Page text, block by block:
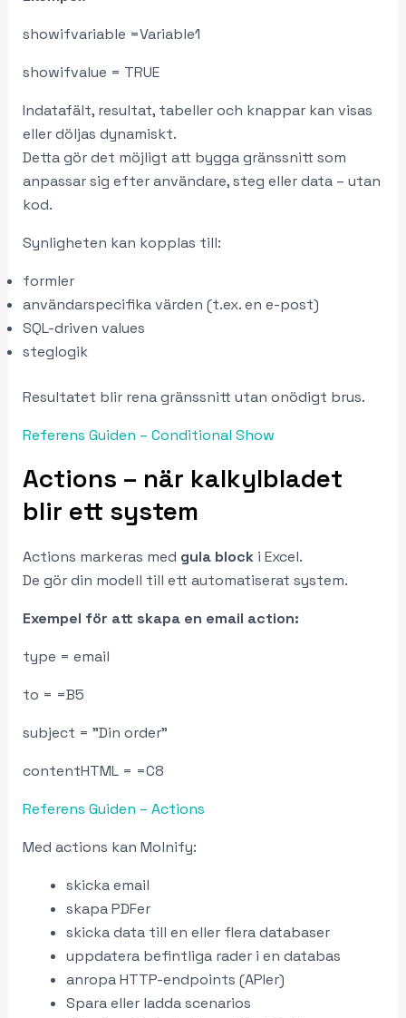
showifvariable =Variable1
showifvalue = TRUE
Indatafält, resultat, tabeller och knappar kan visas
eller döljas dynamiskt.
Detta gör det möjligt att bygga gränssnitt som
anpassar sig efter användare, steg eller data – utan
kod.
Synligheten kan kopplas till:
formler
användarspecifika värden (t.ex. en e-post)
SQL-driven values
steglogik
Resultatet blir rena gränssnitt utan onödigt brus.
Referens Guiden – Conditional Show
Actions – när kalkylbladet
blir ett system
Actions markeras med gula blocki Excel.
De gör din modell till ett automatiserat system.
Exempel för att skapa en email action:
type = email
to = =B5
subject = ”Din order”
contentHTML = =C8
Referens Guiden – Actions
Med actions kan Molnify:
skicka email
skapa PDFer
skicka data till en eller flera databaser
uppdatera befintliga rader i en databas
anropa HTTP-endpoints (APIer)
Spara eller ladda scenarios